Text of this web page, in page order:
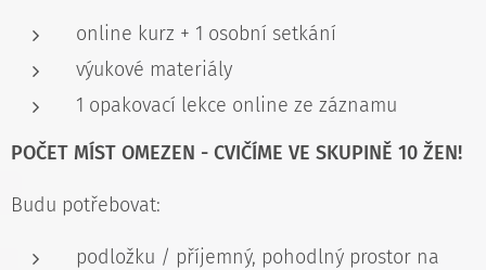
online kurz + 1 osobní setkání
výukové materiály
1 opakovací lekce online ze záznamu
POČET MÍST OMEZEN - CVIČÍME VE SKUPINĚ 10 ŽEN!
Budu potřebovat:
podložku / příjemný, pohodlný prostor na